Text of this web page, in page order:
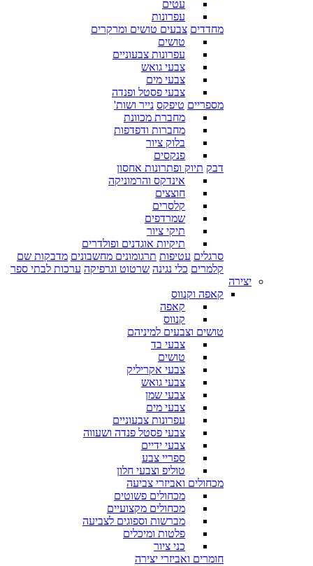
עטים
עפרונות
מחדדים צבעים טושים ומרקרים
טושים
עפרונות צבעוניים
צבעי גואש
צבעי מים
צבעי פסטל ופנדה
מספריים טיפקס נייר ושות'
מחברת מכוונת
מחברות ודפדפות
בלוק ציור
פנקסים
דבק תיוק ופתרונות אחסון
אינדקס והרמוניקה
חוצצים
קלסרים
שמרדפים
תיקי ציור
תיקיות אוגדנים ופולדרים
סרגלים עטיפות תרגומונים מחשבונים מדבקות שם
קלמרים כלי נגינה שרטוט וגרפיקה ערכות לבתי ספר
יצירה
קאפה וקנווס
קאפה
קנווס
טושים וצבעים למיניהם
צבעי בד
טושים
צבעי אקריליק
צבעי גואש
צבעי שמן
צבעי מים
עפרונות צבעוניים
צבעי פסטל פנדה ושעווה
צבעי ידיים
ספריי צבע
טוליפ וצבעי חלון
מכחולים ואביזרי צביעה
מכחולים פשוטים
מכחולים מקצועיים
מברשות וספוגים לצביעה
פלטות ומיכלים
כני ציור
חומרים ואביזרי יצירה